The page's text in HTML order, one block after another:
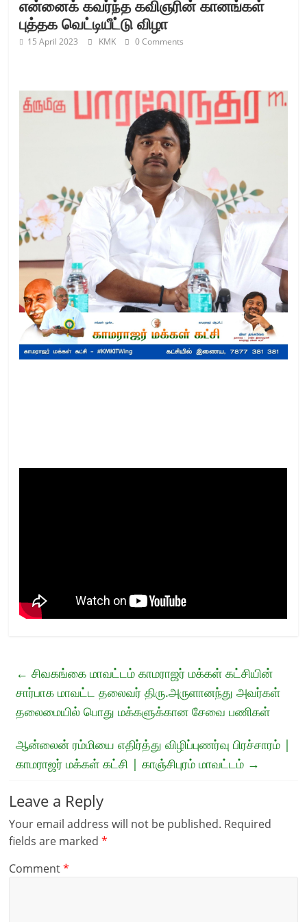
என்னைக் கவர்ந்த கவிஞரின் கானங்கள்
புத்தக வெட்டியீட்டு விழா
15 April 2023 KMK 0 Comments
← சிவகங்கை மாவட்டம் காமராஜர் மக்கள் கட்சியின்
சார்பாக மாவட்ட தலைவர் திரு.அருளானந்து அவர்கள்
தலைமையில் பொது மக்களுக்கான சேவை பணிகள்
ஆன்லைன் ரம்மியை எதிர்த்து விழிப்புணர்வு பிரச்சாரம் |
காமராஜர் மக்கள் கட்சி | காஞ்சிபுரம் மாவட்டம் →
Leave a Reply
Your email address will not be published. Required
fields are marked*
Comment*